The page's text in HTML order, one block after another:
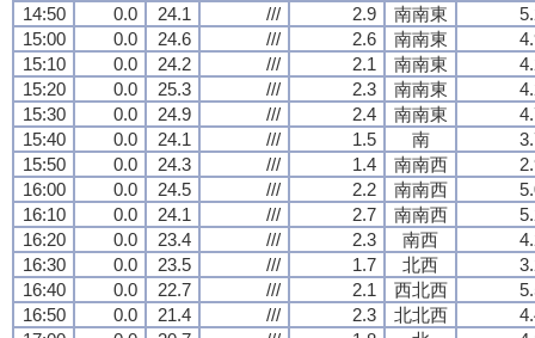
14:50 0.0 24.1 /// 2.9 南南東
15:00
0.0 24.6 /// 2.6 南南東
15:10
0.0 24.2 /// 2.1 南南東
15:20
0.0 25.3 /// 2.3 南南東
15:30
0.0 24.9 /// 2.4 南南東
15:40
0.0 24.1 /// 1.5 南
15:50
0.0 24.3 /// 1.4 南南西
16:00
0.0 24.5 /// 2.2 南南西
16:10
0.0 24.1 /// 2.7 南南西
16:20
0.0 23.4 /// 2.3 南西
16:30
0.0 23.5 /// 1.7 北西
16:40
0.0 22.7 /// 2.1 西北西
16:50
0.0 21.4 /// 2.3 北北西